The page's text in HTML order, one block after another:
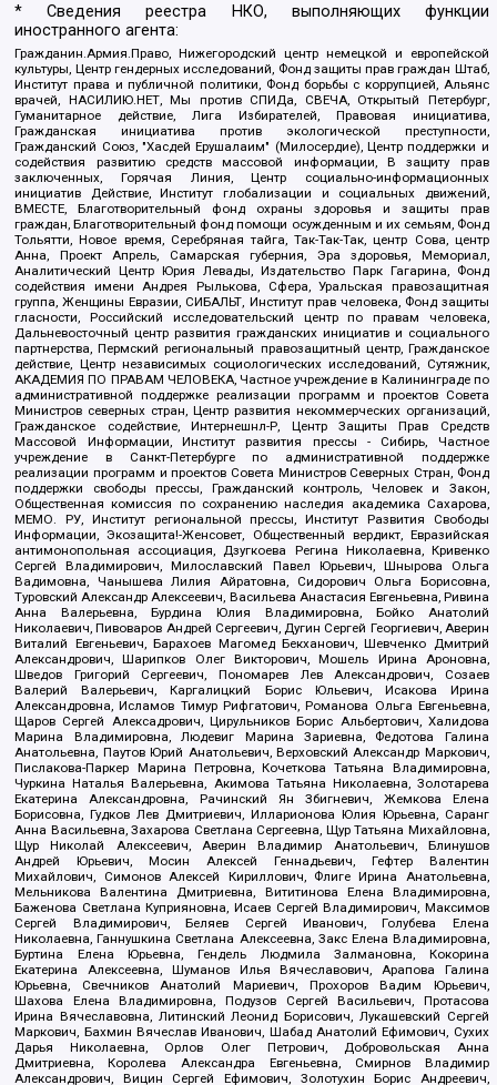
* Сведения реестра НКО, выполняющих функции
иностранного агента:
Гражданин.Армия.Право, Нижегородский центр немецкой и европейской
культуры, Центр гендерных исследований, Фонд защиты прав граждан Штаб,
Институт права и публичной политики, Фонд борьбы с коррупцией, Альянс
врачей, НАСИЛИЮ.НЕТ, Мы против СПИДа, СВЕЧА, Открытый Петербург,
Гуманитарное действие, Лига Избирателей, Правовая инициатива,
Гражданская инициатива против экологической преступности,
Гражданский Союз, "Хасдей Ерушалаим" (Милосердие), Центр поддержки и
содействия развитию средств массовой информации, В защиту прав
заключенных, Горячая Линия, Центр социально-информационных
инициатив Действие, Институт глобализации и социальных движений,
ВМЕСТЕ, Благотворительный фонд охраны здоровья и защиты прав
граждан, Благотворительный фонд помощи осужденным и их семьям, Фонд
Тольятти, Новое время, Серебряная тайга, Так-Так-Так, центр Сова, центр
Анна, Проект Апрель, Самарская губерния, Эра здоровья, Мемориал,
Аналитический Центр Юрия Левады, Издательство Парк Гагарина, Фонд
содействия имени Андрея Рылькова, Сфера, Уральская правозащитная
группа, Женщины Евразии, СИБАЛЬТ, Институт прав человека, Фонд защиты
гласности, Российский исследовательский центр по правам человека,
Дальневосточный центр развития гражданских инициатив и социального
партнерства, Пермский региональный правозащитный центр, Гражданское
действие, Центр независимых социологических исследований, Сутяжник,
АКАДЕМИЯ ПО ПРАВАМ ЧЕЛОВЕКА, Частное учреждение в Калининграде по
административной поддержке реализации программ и проектов Совета
Министров северных стран, Центр развития некоммерческих организаций,
Гражданское содействие, Интернешнл-Р, Центр Защиты Прав Средств
Массовой Информации, Институт развития прессы - Сибирь, Частное
учреждение в Санкт-Петербурге по административной поддержке
реализации программ и проектов Совета Министров Северных Стран, Фонд
поддержки свободы прессы, Гражданский контроль, Человек и Закон,
Общественная комиссия по сохранению наследия академика Сахарова,
МЕМО. РУ, Институт региональной прессы, Институт Развития Свободы
Информации, Экозащита!-Женсовет, Общественный вердикт, Евразийская
антимонопольная ассоциация, Дзугкоева Регина Николаевна, Кривенко
Сергей Владимирович, Милославский Павел Юрьевич, Шнырова Ольга
Вадимовна, Чанышева Лилия Айратовна, Сидорович Ольга Борисовна,
Туровский Александр Алексеевич, Васильева Анастасия Евгеньевна, Ривина
Анна Валерьевна, Бурдина Юлия Владимировна, Бойко Анатолий
Николаевич, Пивоваров Андрей Сергеевич, Дугин Сергей Георгиевич, Аверин
Виталий Евгеньевич, Барахоев Магомед Бекханович, Шевченко Дмитрий
Александрович, Шарипков Олег Викторович, Мошель Ирина Ароновна,
Шведов Григорий Сергеевич, Пономарев Лев Александрович, Созаев
Валерий Валерьевич, Каргалицкий Борис Юльевич, Исакова Ирина
Александровна, Исламов Тимур Рифгатович, Романова Ольга Евгеньевна,
Щаров Сергей Алексадрович, Цирульников Борис Альбертович, Халидова
Марина Владимировна, Людевиг Марина Зариевна, Федотова Галина
Анатольевна, Паутов Юрий Анатольевич, Верховский Александр Маркович,
Пислакова-Паркер Марина Петровна, Кочеткова Татьяна Владимировна,
Чуркина Наталья Валерьевна, Акимова Татьяна Николаевна, Золотарева
Екатерина Александровна, Рачинский Ян Збигневич, Жемкова Елена
Борисовна, Гудков Лев Дмитриевич, Илларионова Юлия Юрьевна, Саранг
Анна Васильевна, Захарова Светлана Сергеевна, Щур Татьяна Михайловна,
Щур Николай Алексеевич, Аверин Владимир Анатольевич, Блинушов
Андрей Юрьевич, Мосин Алексей Геннадьевич, Гефтер Валентин
Михайлович, Симонов Алексей Кириллович, Флиге Ирина Анатольевна,
Мельникова Валентина Дмитриевна, Вититинова Елена Владимировна,
Баженова Светлана Куприяновна, Исаев Сергей Владимирович, Максимов
Сергей Владимирович, Беляев Сергей Иванович, Голубева Елена
Николаевна, Ганнушкина Светлана Алексеевна, Закс Елена Владимировна,
Буртина Елена Юрьевна, Гендель Людмила Залмановна, Кокорина
Екатерина Алексеевна, Шуманов Илья Вячеславович, Арапова Галина
Юрьевна, Свечников Анатолий Мариевич, Прохоров Вадим Юрьевич,
Шахова Елена Владимировна, Подузов Сергей Васильевич, Протасова
Ирина Вячеславовна, Литинский Леонид Борисович, Лукашевский Сергей
Маркович, Бахмин Вячеслав Иванович, Шабад Анатолий Ефимович, Сухих
Дарья Николаевна, Орлов Олег Петрович, Добровольская Анна
Дмитриевна, Королева Александра Евгеньевна, Смирнов Владимир
Александрович, Вицин Сергей Ефимович, Золотухин Борис Андреевич,